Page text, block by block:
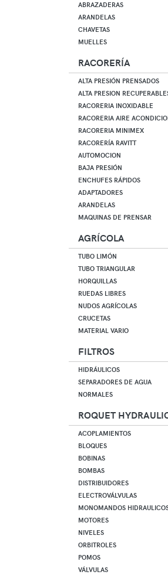
ABRAZADERAS
ARANDELAS
CHAVETAS
MUELLES
RACORERÍA
ALTA PRESIÓN PRENSADOS
ALTA PRESION
RACORERIA INOXIDABLE
RACORERIA AIRE
RACORERIA MINIMEX
RACORERÍA RAVITT
AUTOMOCION
BAJA PRESIÓN
ENCHUFES RÁPIDOS
ADAPTADORES
ARANDELAS
MAQUINAS DE PRENSAR
AGRÍCOLA
TUBO LIMÓN
TUBO TRIANGULAR
HORQUILLAS
RUEDAS LIBRES
NUDOS AGRÍCOLAS
CRUCETAS
MATERIAL VARIO
FILTROS
HIDRÁULICOS
SEPARADORES DE AGUA
NORMALES
ROQUET
ACOPLAMIENTOS
BLOQUES
BOBINAS
BOMBAS
DISTRIBUIDORES
ELECTROVÁLVULAS
MONOMANDOS
MOTORES
NIVELES
ORBITROLES
POMOS
VÁLVULAS